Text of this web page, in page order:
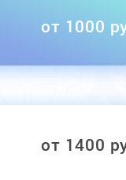
от 1000
от 1400